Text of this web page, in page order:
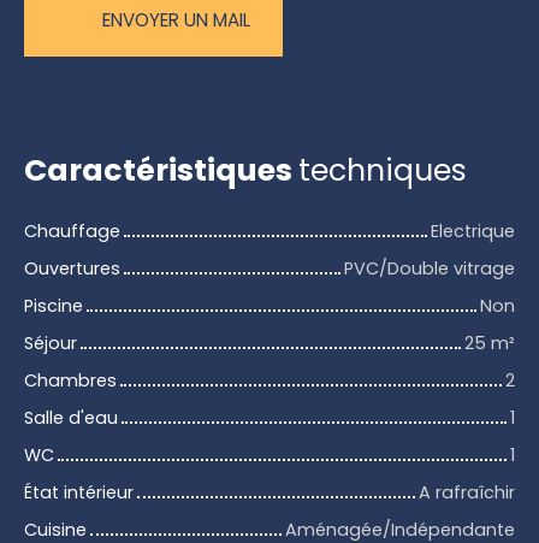
ENVOYER UN MAIL
Caractéristiques techniques
Chauffage
Electrique
Ouvertures
PVC/Double vitrage
Piscine
Non
Séjour
25 m²
Chambres
2
Salle d'eau
1
WC
1
État intérieur
A rafraîchir
Cuisine
Aménagée/Indépendante